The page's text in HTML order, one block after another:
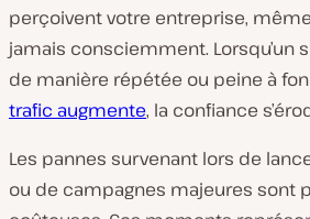
perçoivent votre entreprise, même
jamais consciemment. Lorsqu’un
de manière répétée ou peine à
trafic augmente, la confiance
Les pannes survenant lors de
ou de campagnes majeures sont